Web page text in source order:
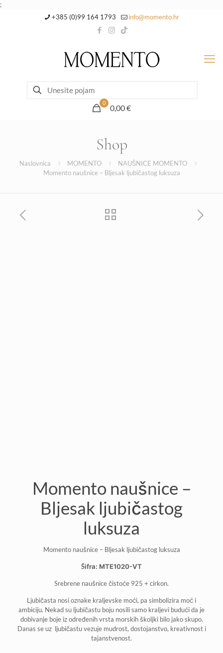
;
+385 (0)99 164 1793
info@momento.hr
0
0,00 €
Shop
Naslovnica MOMENTO
NAUŠNICE MOMENTO
Momento naušnice – Bljesak ljubičastog luksuza
Momento naušnice –
Bljesak ljubičastog
luksuza
Momento naušnice – Bljesak ljubičastog luksuza
Šifra: MTE1020-VT
Srebrene naušnice čistoće 925 + cirkon.
Ljubičasta nosi oznake kraljevske moći, pa simbolizira moć i
ambiciju. Nekad su ljubičastu boju nosili samo kraljevi budući da je
dobivanje boje iz određenih vrsta morskih školjki bilo jako skupo.
Danas se uz ljubičastu vezuje mudrost, dostojanstvo, kreativnost i
tajanstvenost.